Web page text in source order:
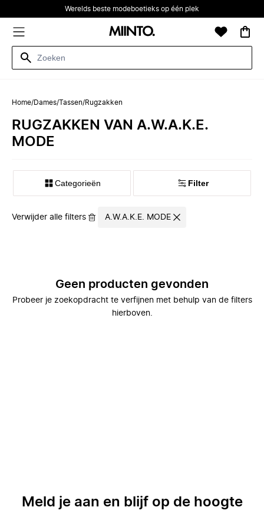
Werelds beste modeboetieks op één plek
Home/Dames/Tassen/Rugzakken
RUGZAKKEN VAN A.W.A.K.E.
MODE
Categorieën Filter
Verwijder alle filters A.W.A.K.E. MODE
Geen producten gevonden
Probeer je zoekopdracht te verfijnen met behulp van de filters
hierboven.
Meld je aan en blijf op de hoogte